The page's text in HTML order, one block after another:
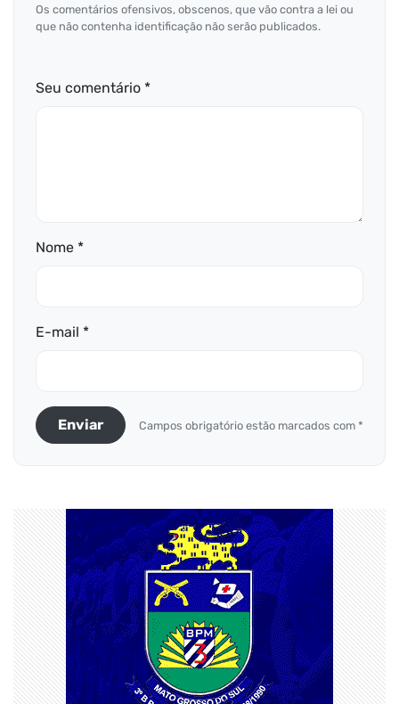
Os comentários ofensivos, obscenos, que vão contra a lei ou
que não contenha identificação não serão publicados.
Seu comentário *
Nome *
E-mail *
Enviar Campos obrigatório estão marcados com *